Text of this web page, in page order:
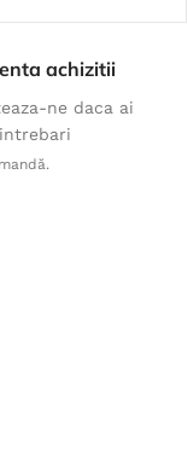
achizitii
ne daca ai
intrebari